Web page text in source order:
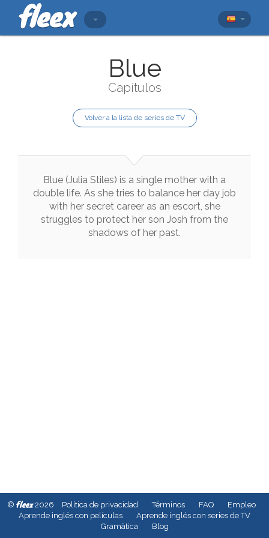
Blue
Capítulos
Volver a la lista de series de TV
Blue (Julia Stiles) is a single mother with a
double life. As she tries to balance her day job
with her secret career as an escort, she
struggles to protect her son Josh from the
shadows of her past.
© fleex2026 Política de privacidad Términos FAQ
Empleo
Aprende inglés con películas
Aprende inglés con series de TV
Gramàtica
Blog